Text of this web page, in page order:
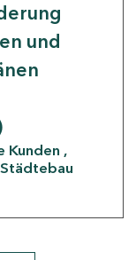
und
Kunden
Städtebau